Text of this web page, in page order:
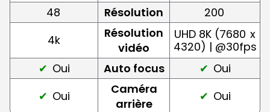
48
Résolution
200
4k
Résolution
vidéo
UHD 8K (7680 x
4320) | @30fps
Oui
Auto focus
Oui
Oui
Caméra
arrière
Oui